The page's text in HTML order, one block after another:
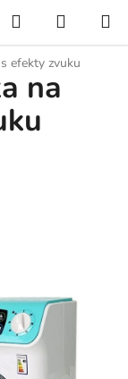
Hledat
KOŠÍK
efekty zvuku
na